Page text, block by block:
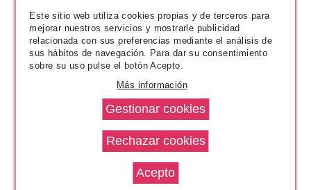
Pvr 35.50€
-34%
desde
23.52€
Este sitio web utiliza cookies propias y de terceros para
mejorar nuestros servicios y mostrarle publicidad
relacionada con sus preferencias mediante el análisis de
sus hábitos de navegación. Para dar su consentimiento
sobre su uso pulse el botón Acepto.
Más información